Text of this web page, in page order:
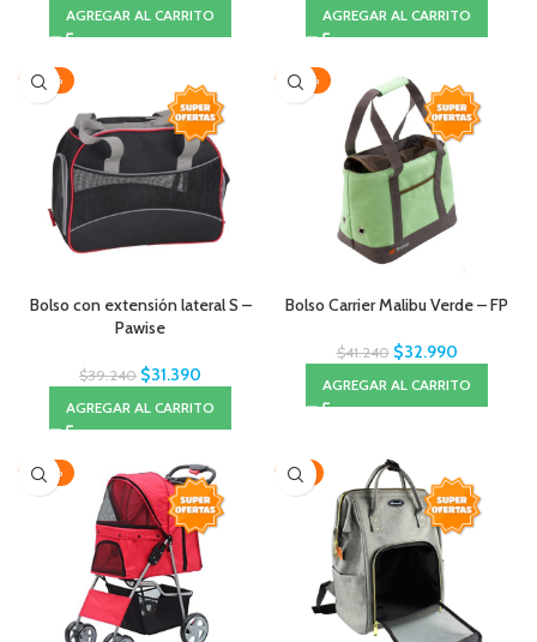
AGREGAR AL CARRITO AGREGAR AL CARRITO
-20%
Bolso con extensión lateral S –
Pawise
$39.240 $31.390
AGREGAR AL CARRITO
-20%
Bolso Carrier Malibu Verde – FP
$41.240 $32.990
AGREGAR AL CARRITO
-20% -11%